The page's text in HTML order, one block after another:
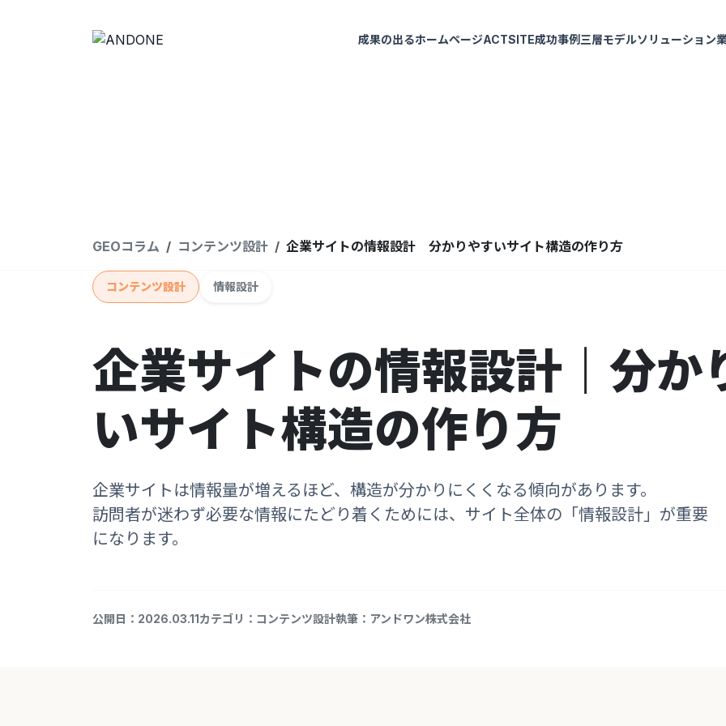
成果の出るホームページACTSITE成功事例 三層モデルソリューション
GEOコラム コンテンツ設計 企業サイトの情報設計 分かりやすいサイト構造の作り方
コンテンツ設計 情報設計
企業サイトの情報設計｜分か
いサイト構造の作り方
企業サイトは情報量が増えるほど、構造が分かりにくくなる傾向があります。
訪問者が迷わず必要な情報にたどり着くためには、サイト全体の「情報設計」が重要
になります。
公開日：2026.03.11カテゴリ：コンテンツ設計執筆：アンドワン株式会社